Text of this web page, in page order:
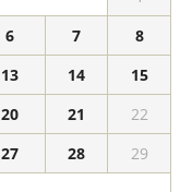
6 7
8
13 14
15
20 21
22
27 28
29